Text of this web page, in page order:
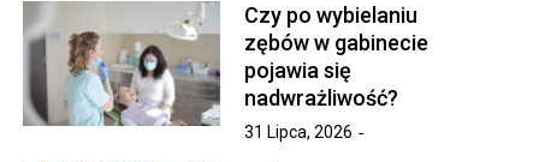
Czy po wybielaniu
zębów w gabinecie
pojawia się
nadwrażliwość?
31 Lipca, 2026